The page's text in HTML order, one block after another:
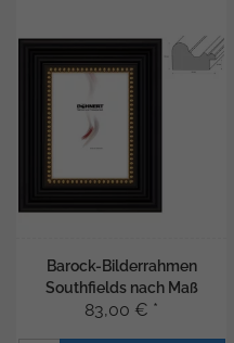
Barock-Bilderrahmen
Southfields nach Maß
83,00 € *